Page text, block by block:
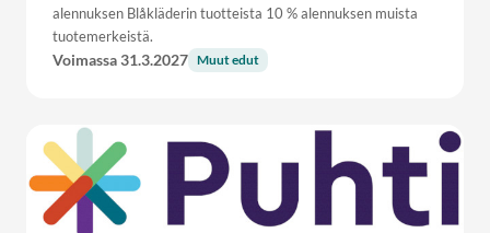
alennuksen Blåkläderin tuotteista 10 % alennuksen muista
tuotemerkeistä.
Voimassa 31.3.2027 Muut edut